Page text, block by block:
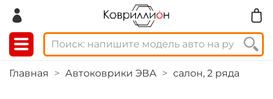
Главная Автоковрики ЭВА салон, 2 ряда